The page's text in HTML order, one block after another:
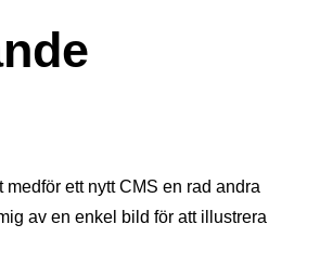
ett nytt CMS en rad andra
av en enkel bild för att illustrera